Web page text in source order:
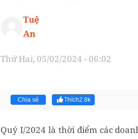
Tuệ
An
Thứ Hai, 05/02/2024 - 06:02
Chia sẻ Thích2.8k
Quý I/2024 là thời điểm các